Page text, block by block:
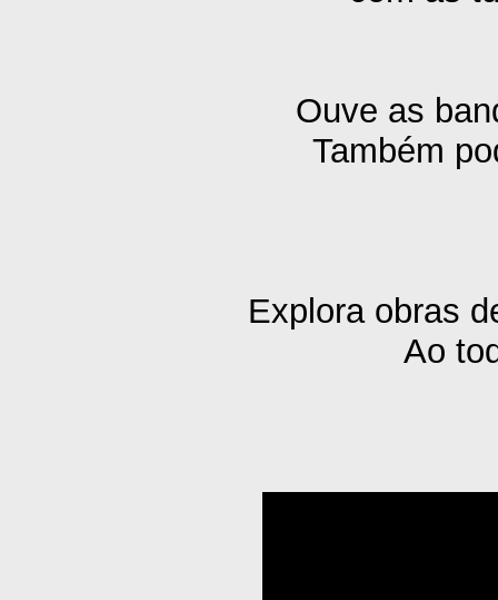
Ouve as
Também
Explora obras
Ao